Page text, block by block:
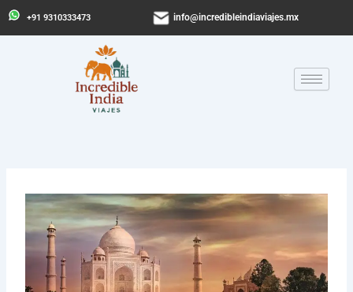
+91 9310333473 info@incredibleindiaviajes.mx